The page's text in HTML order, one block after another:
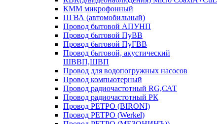
КММ микрофонный
ПГВА (автомобильный)
Провод бытовой АПУНП
Провод бытовой ПуВВ
Провод бытовой ПуГВВ
Провод бытовой, акустический
ШВВП,ШВП
Провод для водопогружных насосов
Провод компьютерный
Провод радиочастотный RG,САТ
Провод радиочастотный РК
Провод РЕТРО (BIRONI)
Провод РЕТРО (Werkel)